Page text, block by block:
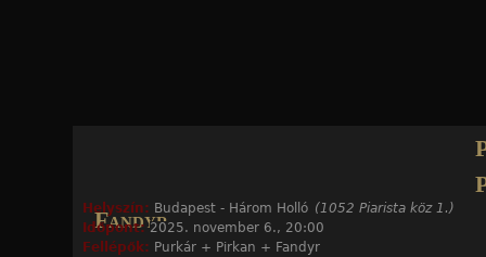
Fandyr
Helyszín: Budapest - Három Holló (1052 Piarista köz 1.)
Időpont:2025. november 6., 20:00
Fellépők: Purkár + Pirkan + Fandyr